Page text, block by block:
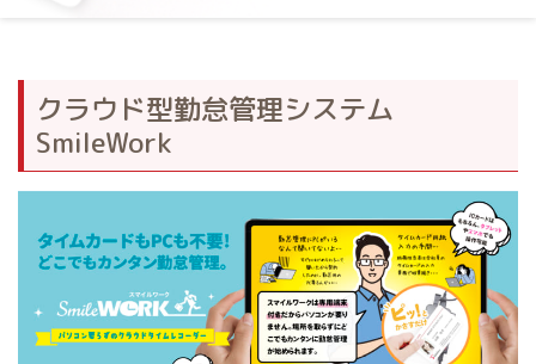
クラウド型勤怠管理システム
SmileWork